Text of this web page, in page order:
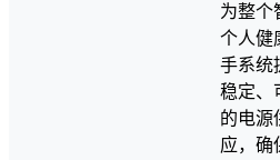
为整个
个人健
手系统
稳定、
的电源
应，确